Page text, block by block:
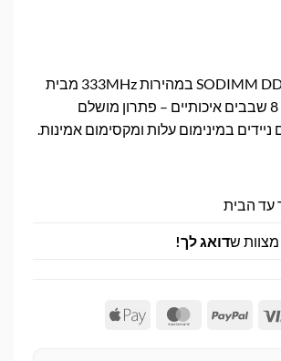
זיכרון SODIMM DDR 512MB במהירות 333MHz מבית
SAMSUNG, עם 8 שבבים איכותיים – פתרון מושלם
במינימום עלות ומקסימום אמינות.
עד הבית
מצוות שדואג לך!
Visa
PayPal
MasterCard
Apple